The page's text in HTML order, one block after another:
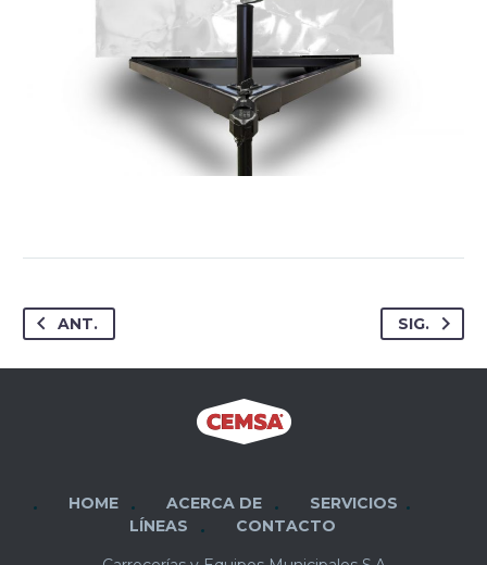
ANT. SIG.
HOME ACERCA DE
SERVICIOS
LÍNEAS
CONTACTO